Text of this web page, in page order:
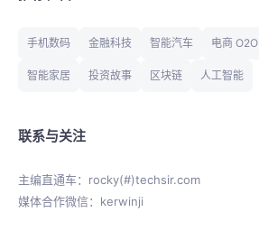
手机数码 金融科技 智能汽车 电商 O2O
智能家居 投资故事 区块链 人工智能
联系与关注
主编直通车：rocky(#)techsir.com
媒体合作微信：kerwinji